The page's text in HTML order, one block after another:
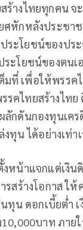
างไทยทุกคน จ
หักหลังประชา
ระโยชน์ของป
โยชน์ของตนเ
ที่ เพื่อให้พรรค
คไทยสร้างไทย
กดันกองทุนเค
ทุน ได้อย่างเท่า
หน้าแจกแต่เงิน
รสร้างโอกาส ใ
ทุน ดอกเบี้ยต่ำ
บาท ภาย